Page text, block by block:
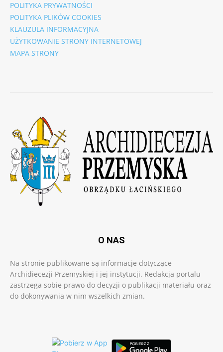
POLITYKA PRYWATNOŚCI
POLITYKA PLIKÓW COOKIES
KLAUZULA INFORMACYJNA
UŻYTKOWANIE STRONY INTERNETOWEJ
MAPA STRONY
O NAS
Na stronie publikowane są informacje dotyczące
Archidiecezji Przemyskiej i jej instytucji. Redakcja portalu
zastrzega sobie prawo do decyzji o publikacji materiału oraz
do dokonywania w nim wszelkich zmian.